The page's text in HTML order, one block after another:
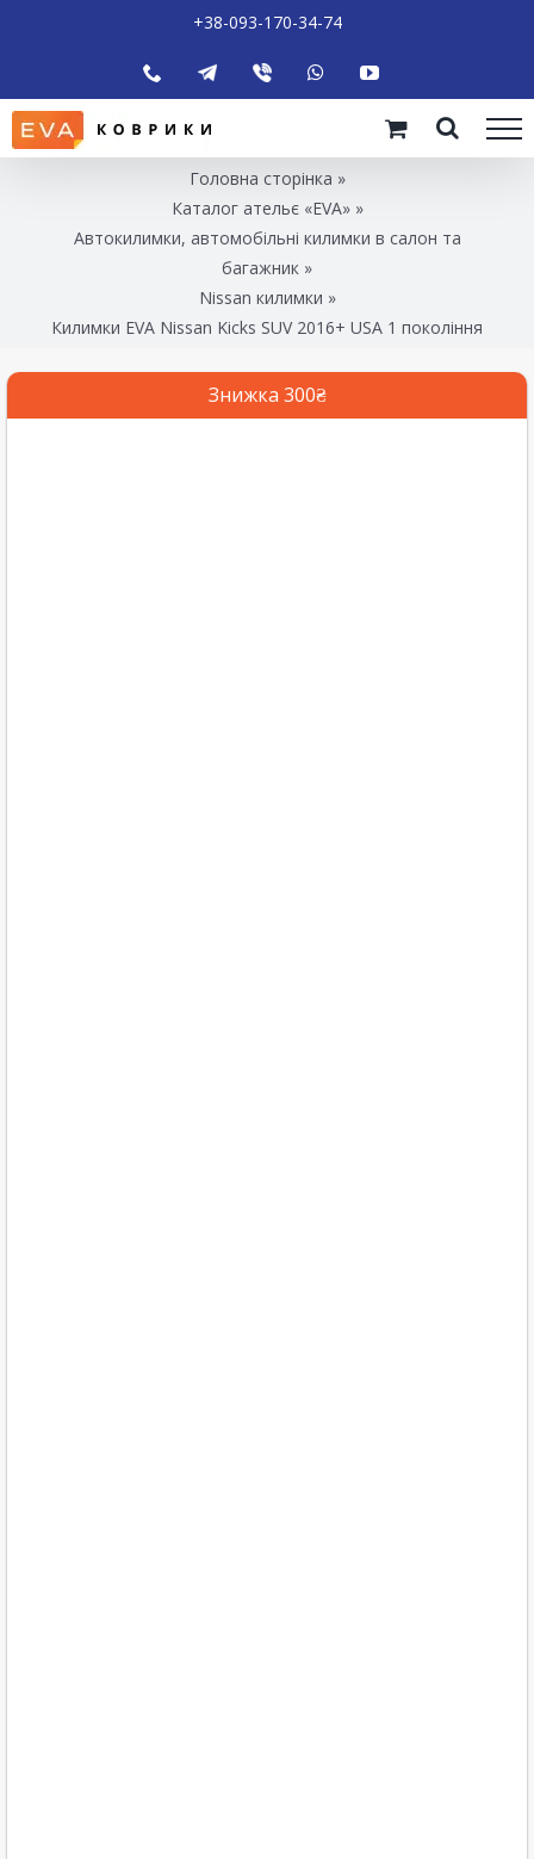
+38-093-170-34-74
Головна сторінка »
Каталог ательє «EVA»»
Автокилимки, автомобільні килимки в салон та
багажник »
Nissan килимки »
Килимки EVA Nissan Kicks SUV 2016+ USA 1 покоління
Знижка 300₴